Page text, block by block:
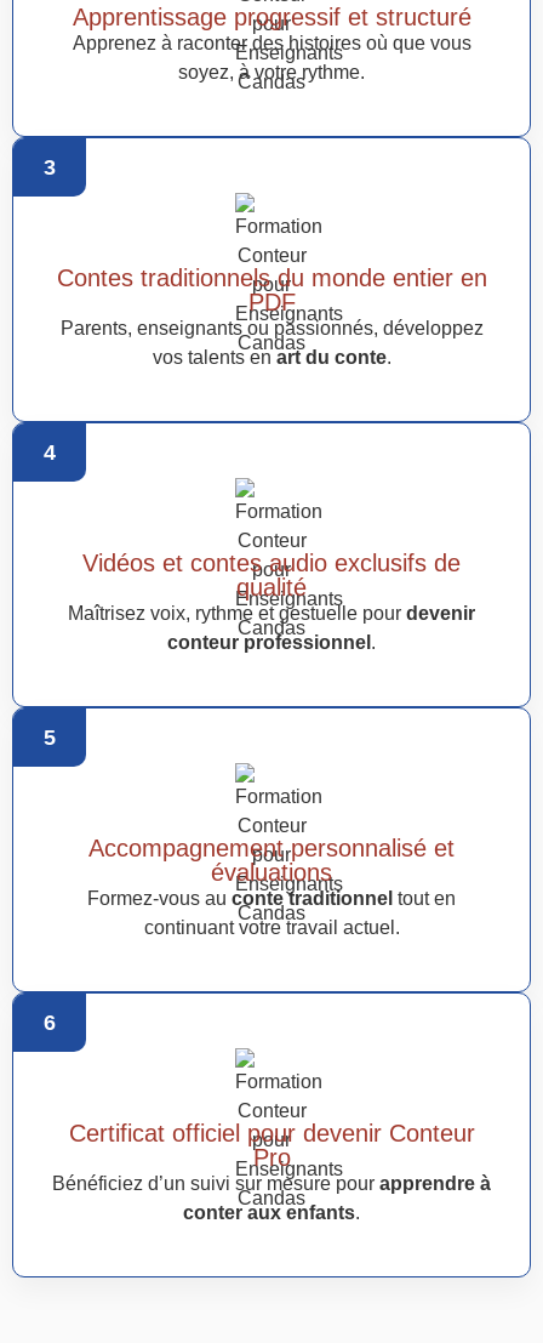
Apprentissage progressif et structuré
Apprenez à raconter des histoires où que vous
soyez, à votre rythme.
3
Contes traditionnels du monde entier en
PDF
Parents, enseignants ou passionnés, développez
vos talents en art du conte.
4
Vidéos et contes audio exclusifs de
qualité
Maîtrisez voix, rythme et gestuelle pour devenir
conteur professionnel .
5
Accompagnement personnalisé et
évaluations
Formez-vous au conte traditionnel tout en
continuant votre travail actuel.
6
Certificat officiel pour devenir Conteur
Pro
Bénéficiez d’un suivi sur mesure pour apprendre à
conter aux enfants.